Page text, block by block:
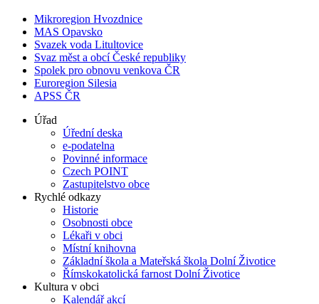
Mikroregion Hvozdnice
MAS Opavsko
Svazek voda Litultovice
Svaz měst a obcí České republiky
Spolek pro obnovu venkova ČR
Euroregion Silesia
APSS ČR
Úřad
Úřední deska
e-podatelna
Povinné informace
Czech POINT
Zastupitelstvo obce
Rychlé odkazy
Historie
Osobnosti obce
Lékaři v obci
Místní knihovna
Základní škola a Mateřská škola Dolní Životice
Římskokatolická farnost Dolní Životice
Kultura v obci
Kalendář akcí